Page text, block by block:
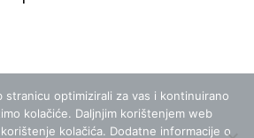
stranicu optimizirali za vas i kontinuirano
kolačiće. Daljnjim korištenjem web
kolačića. Dodatne informacije o